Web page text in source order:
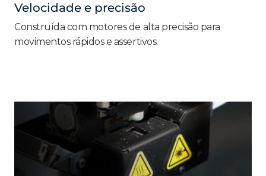
Velocidade e precisão
Construída com motores de alta precisão para
movimentos rápidos e assertivos.